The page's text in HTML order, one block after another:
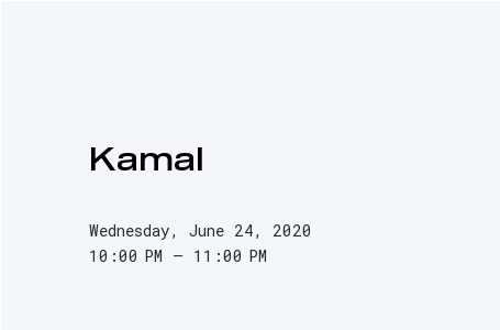
Kamal
Wednesday, June 24, 2020
10:00 PM
11:00 PM